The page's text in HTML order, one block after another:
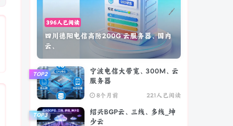
396人已阅读
四川德阳电信高防200G 云服务器、国内
云、
宁波电信大带宽、300M、云
服务器
8个月前 221人已阅读
TOP2
绍兴BGP云、三线、多线_坤
少云
TOP3